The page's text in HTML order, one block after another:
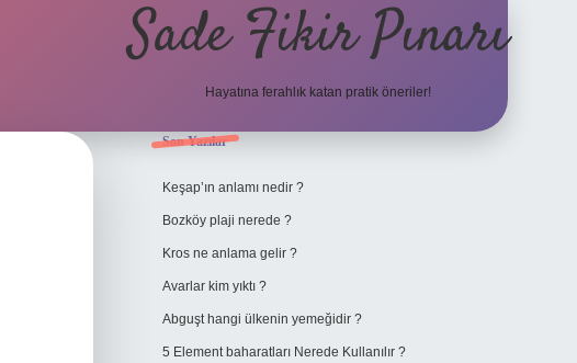
Sade Fikir Pınarı
Hayatına ferahlık katan pratik öneriler!
Sidebar
Son Yazılar
Keşap’ın anlamı nedir ?
Bozköy plaji nerede ?
Kros ne anlama gelir ?
Avarlar kim yıktı ?
Abguşt hangi ülkenin yemeğidir ?
5 Element baharatları Nerede Kullanılır ?